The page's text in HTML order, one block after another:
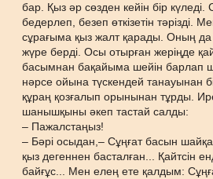
бар. Қыз әр сөзден кейін бір күледі.
бедерлеп, безеп өткізетін тәрізді.
сұрағыма қыз жалт қарады. Оның да
жүре берді. Осы отырған жеріңде
басымнан бақайыма шейін барлап
нәрсе ойына түскендей танауынан
құраң қозғалып орынынан тұрды.
шанышқыны әкеп тастай салды:
– Пажалстаңыз!
– Бәрі осыдан,– Сұңғат басын
қыз дегеннен басталған... Қайтсін
байғұс... Мен елең ете қалдым: